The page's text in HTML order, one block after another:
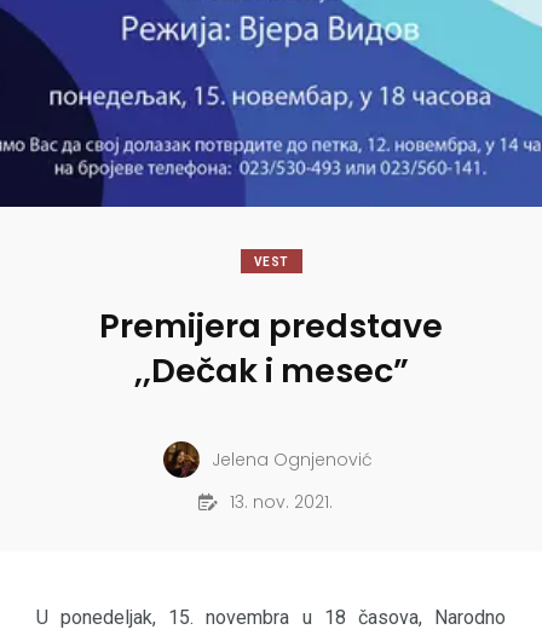
VEST
Premijera predstave
,,Dečak i mesec”
Jelena Ognjenović
13. nov. 2021.
U ponedeljak, 15. novembra u 18 časova, Narodno